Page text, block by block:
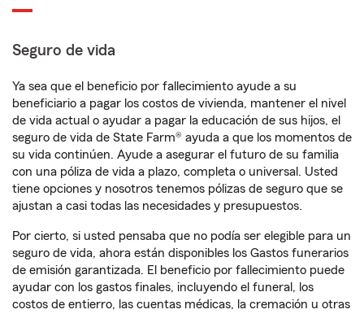
Seguro de vida
Ya sea que el beneficio por fallecimiento ayude a su
beneficiario a pagar los costos de vivienda, mantener el nivel
de vida actual o ayudar a pagar la educación de sus hijos, el
seguro de vida de State Farm® ayuda a que los momentos de
su vida continúen. Ayude a asegurar el futuro de su familia
con una póliza de vida a plazo, completa o universal. Usted
tiene opciones y nosotros tenemos pólizas de seguro que se
ajustan a casi todas las necesidades y presupuestos.
Por cierto, si usted pensaba que no podía ser elegible para un
seguro de vida, ahora están disponibles los Gastos funerarios
de emisión garantizada. El beneficio por fallecimiento puede
ayudar con los gastos finales, incluyendo el funeral, los
costos de entierro, las cuentas médicas, la cremación u otras